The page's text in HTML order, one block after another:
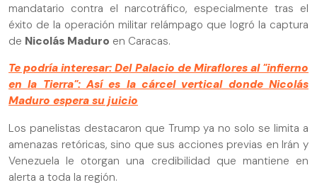
mandatario contra el narcotráfico, especialmente tras el
éxito de la operación militar relámpago que logró la captura
de Nicolás Maduro en Caracas.
Te podría interesar: Del Palacio de Miraflores al "infierno
en la Tierra": Así es la cárcel vertical donde Nicolás
Maduro espera su juicio
Los panelistas destacaron que Trump ya no solo se limita a
amenazas retóricas, sino que sus acciones previas en Irán y
Venezuela le otorgan una credibilidad que mantiene en
alerta a toda la región.